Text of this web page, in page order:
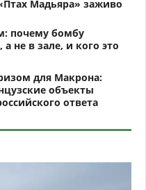
Мадьяра» заживо
почему бомбу
не в зале, и кого это
для Макрона:
объекты
ответа